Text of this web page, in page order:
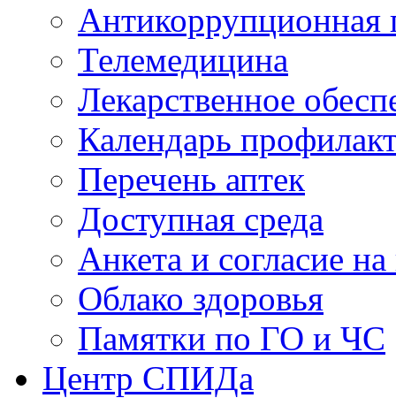
Антикоррупционная
Телемедицина
Лекарственное
Календарь
Перечень аптек
Доступная среда
Анкета и согласие
Облако здоровья
Памятки по ГО и ЧС
Центр СПИДа